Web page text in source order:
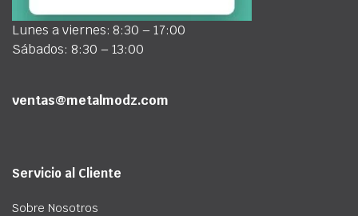
Lunes a viernes: 8:30 – 17:00
Sábados: 8:30 – 13:00
ventas@metalmodz.com
Servicio al Cliente
Sobre Nosotros